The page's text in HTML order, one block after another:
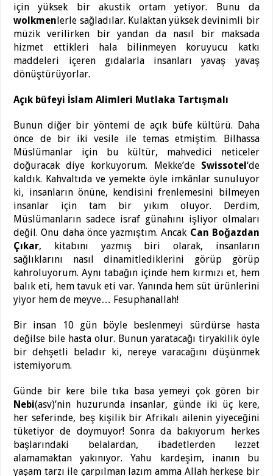
için yüksek bir akustik ortam yetiyor. Bunu da
wolkmenlerle sağladılar. Kulaktan yüksek devinimli bir
müzik verilirken bir yandan da nasıl bir maksada
hizmet ettikleri hala bilinmeyen koruyucu katkı
maddeleri içeren gıdalarla insanları yavaş yavaş
dönüştürüyorlar.
Açık büfeyi İslam Alimleri Mutlaka Tartışmalı
Bunun diğer bir yöntemi de açık büfe kültürü. Daha
önce de bir iki vesile ile temas etmiştim. Bilhassa
Müslümanlar için bu kültür, mahvedici neticeler
doğuracak diye korkuyorum. Mekke’de Swissotel‘de
kaldık. Kahvaltıda ve yemekte öyle imkânlar sunuluyor
ki, insanların önüne, kendisini frenlemesini bilmeyen
insanlar için tam bir yıkım oluyor. Derdim,
Müslümanların sadece israf günahını işliyor olmaları
değil. Onu daha önce yazmıştım. Ancak Can Boğazdan
Çıkar, kitabını yazmış biri olarak, insanların
sağlıklarını nasıl dinamitlediklerini görüp görüp
kahroluyorum. Aynı tabağın içinde hem kırmızı et, hem
balık eti, hem tavuk eti var. Yanında hem süt ürünlerini
yiyor hem de meyve… Fesuphanallah!
Bir insan 10 gün böyle beslenmeyi sürdürse hasta
değilse bile hasta olur. Bunun yaratacağı tiryakilik öyle
bir dehşetli beladır ki, nereye varacağını düşünmek
istemiyorum.
Günde bir kere bile tıka basa yemeyi çok gören bir
Nebi(asv)’nin huzurunda insanlar, günde iki üç kere,
her seferinde, beş kişilik bir Afrikalı ailenin yiyeceğini
tüketiyor de doymuyor! Sonra da bakıyorum herkes
başlarındaki belalardan, ibadetlerden lezzet
alamamaktan yakınıyor. Yahu kardeşim, inanın bu
yaşam tarzı ile çarpılman lazım amma Allah herkese bir